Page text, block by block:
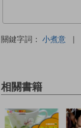
關鍵字詞： 小煮意 |
相關書籍